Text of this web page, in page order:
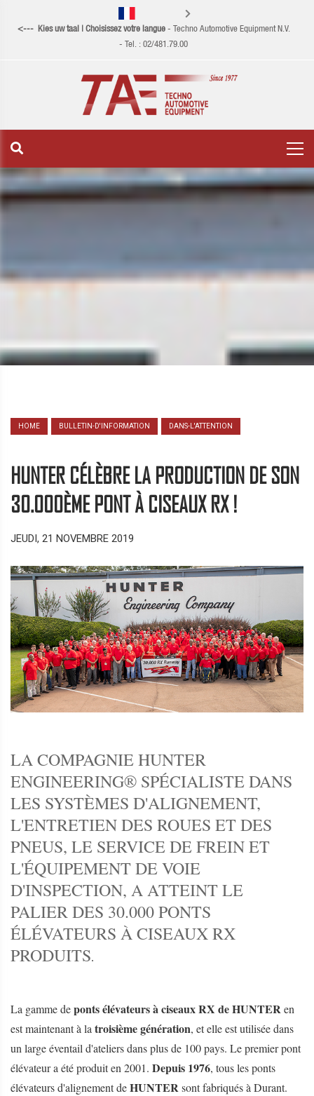
Nederlands
<--- Kies uw taal | Choisissez votre langue- Techno Automotive Equipment N.V.
- Tel. : 02/481.79.00
HOME BULLETIN-D'INFORMATION DANS-L'ATTENTION
HUNTER CÉLÈBRE LA PRODUCTION DE SON
30.000ÈME PONT À CISEAUX RX !
JEUDI, 21 NOVEMBRE 2019
LA COMPAGNIE HUNTER
ENGINEERING® SPÉCIALISTE DANS
LES SYSTÈMES D'ALIGNEMENT,
L'ENTRETIEN DES ROUES ET DES
PNEUS, LE SERVICE DE FREIN ET
L'ÉQUIPEMENT DE VOIE
D'INSPECTION, A ATTEINT LE
PALIER DES 30.000 PONTS
ÉLÉVATEURS À CISEAUX RX
PRODUITS.
La gamme deponts élévateurs à ciseaux RX de HUNTERen
est maintenant à la troisième génération, et elle est utilisée dans
un large éventail d'ateliers dans plus de 100 pays. Le premier pont
élévateur a été produit en 2001. Depuis 1976, tous les ponts
élévateurs d'alignement deHUNTERsont fabriqués à Durant.